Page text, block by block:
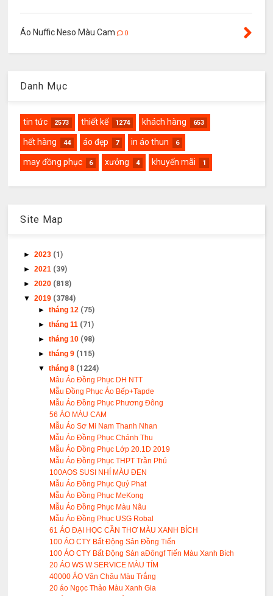
Áo Nuffic Neso Màu Cam 0
Danh Mục
tin tức 2573 thiết kế 1274 khách hàng 653
hết hàng 44 áo đẹp 7 in áo thun 6
may đồng phục 6 xưởng 4 khuyến mãi 1
Site Map
►2023 (1)
►2021 (39)
►2020 (818)
▼2019 (3784)
►tháng 12 (75)
►tháng 11 (71)
►tháng 10 (98)
►tháng 9 (115)
▼tháng 8 (1224)
Mâu Áo Đồng Phục DH NTT
Mẫu Đồng Phục Áo Bếp+Tapde
Mẫu Áo Đồng Phục Phương Đông
56 ÁO MÀU CAM
Mẫu Áo Sơ Mi Nam Thanh Nhan
Mẫu Áo Đồng Phục Chánh Thu
Mẫu Áo Đồng Phục Lớp 20.1D 2019
Mẫu Áo Đồng Phục THPT Trần Phú
100AOS SUSI NHÍ MÀU ĐEN
Mẫu Áo Đồng Phục Quý Phat
Mẫu Áo Đồng Phục MeKong
Mẫu Áo Đồng Phục Màu Nâu
Mẫu Áo Đồng Phục USG Robal
61 ÁO ĐẠI HỌC CẦN THƠ MÀU XANH BÍCH
100 ÁO CTY Bất Động Sản Đồng Tiến
100 ÁO CTY Bất Động Sản aĐôngf Tiến Màu Xanh Bích
20 ÁO WS W SERVICE MÀU TÍM
40000 ÁO Vân Châu Màu Trắng
20 áo Ngọc Thảo Màu Xanh Gia